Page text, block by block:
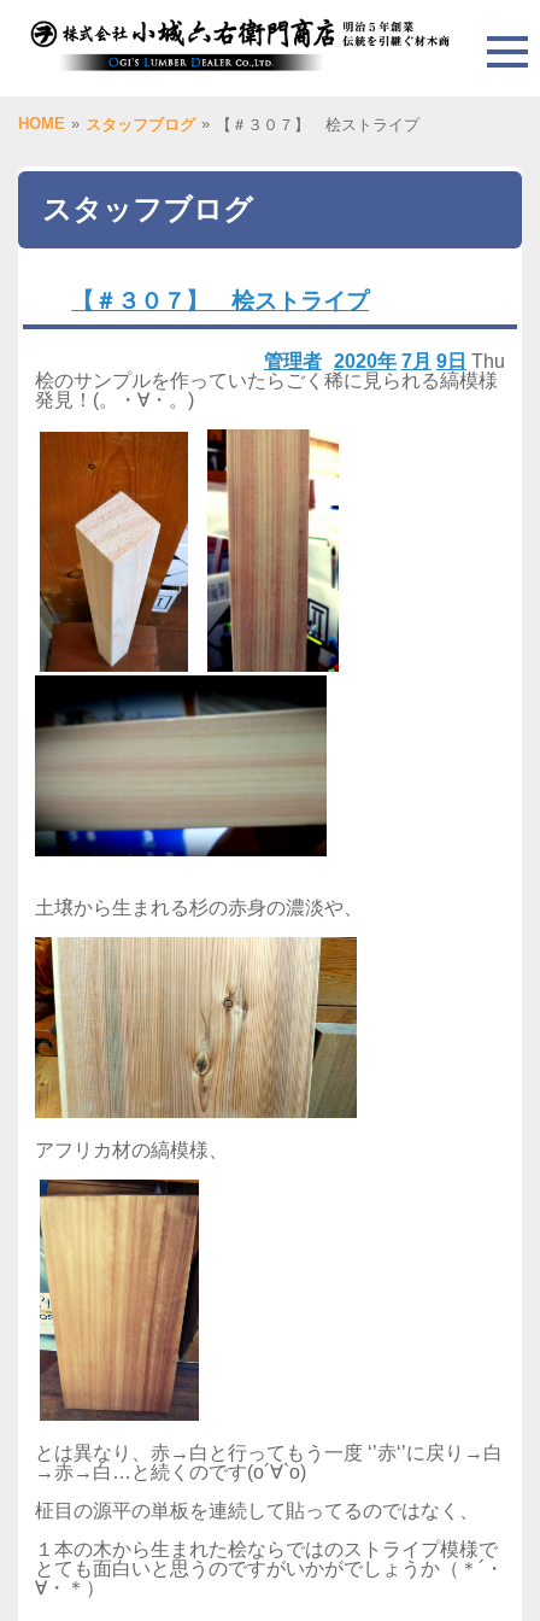
HOME » スタッフブログ » 【＃３０７】 桧ストライプ
スタッフブログ
【＃３０７】 桧ストライプ
2020年 7月 9日 Thu
管理者
桧のサンプルを作っていたらごく稀に見られる縞模様
発見！(。・∀・。)
土壌から生まれる杉の赤身の濃淡や、
アフリカ材の縞模様、
とは異なり、赤→白と行ってもう一度 ‘’赤‘’に戻り→白
→赤→白…と続くのです(о´∀`о)
柾目の源平の単板を連続して貼ってるのではなく、
１本の木から生まれた桧ならではのストライプ模様で
とても面白いと思うのですがいかがでしょうか（＊´・
∀・＊）